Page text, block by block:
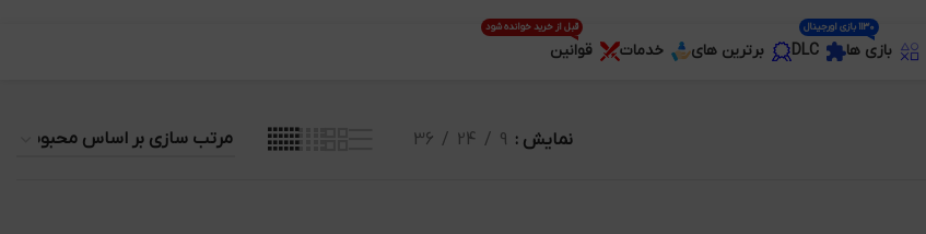
بازی ها
1130 بازی اورجینال
DLC برترین های خدمات قوانین
قبل از خرید خوانده شود
نمایش 9
24
36